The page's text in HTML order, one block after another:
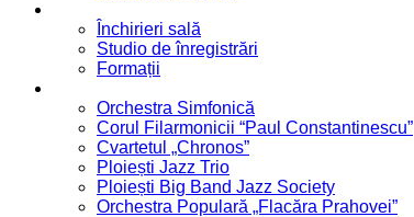
Închirieri sală
Studio de înregistrări
Formații
Orchestra Simfonică
Corul Filarmonicii “Paul Constantinescu”
Cvartetul „Chronos”
Ploiești Jazz Trio
Ploiești Big Band Jazz Society
Orchestra Populară „Flacăra Prahovei”